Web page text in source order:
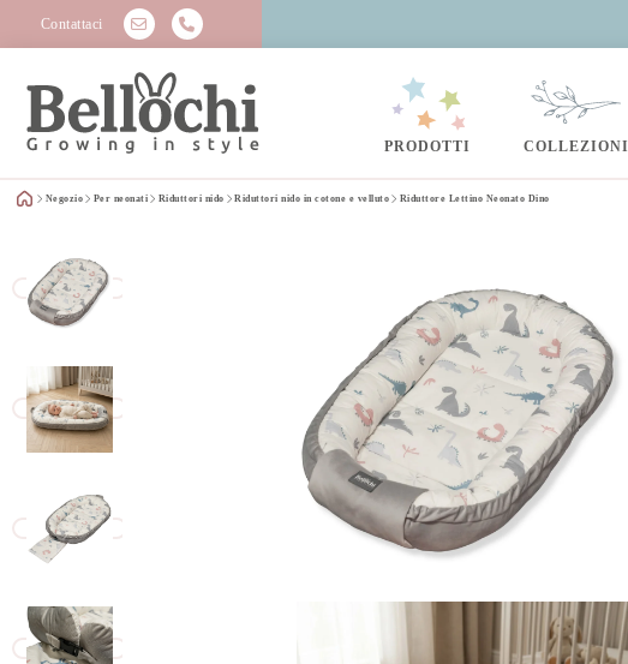
Contattaci
PRODOTTI COLLEZIONI
Negozio Per neonati Riduttori nido Riduttori nido in cotone e velluto Riduttore Lettino Neonato Dino